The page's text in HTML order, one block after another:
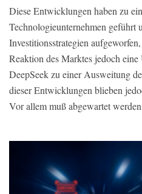
Diese Entwicklungen haben zu
Technologieunternehmen geführt
Investitionsstrategien
Reaktion des Marktes jedoch
DeepSeek zu einer Ausweitung
dieser Entwicklungen blieben
Vor allem muß abgewartet